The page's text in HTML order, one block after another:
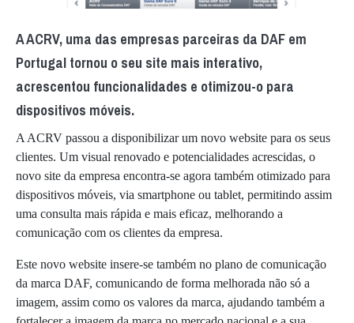
A ACRV, uma das empresas parceiras da DAF em
Portugal tornou o seu site mais interativo,
acrescentou funcionalidades e otimizou-o para
dispositivos móveis.
A ACRV passou a disponibilizar um novo website para os seus
clientes. Um visual renovado e potencialidades acrescidas, o
novo site da empresa encontra-se agora também otimizado para
dispositivos móveis, via smartphone ou tablet, permitindo assim
uma consulta mais rápida e mais eficaz, melhorando a
comunicação com os clientes da empresa.
Este novo website insere-se também no plano de comunicação
da marca DAF, comunicando de forma melhorada não só a
imagem, assim como os valores da marca, ajudando também a